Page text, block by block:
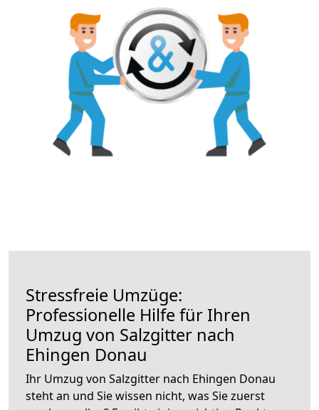
Stressfreie Umzüge:
Professionelle Hilfe für Ihren
Umzug von Salzgitter nach
Ehingen Donau
Ihr Umzug von Salzgitter nach Ehingen Donau
steht an und Sie wissen nicht, was Sie zuerst